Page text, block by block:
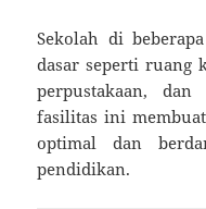
Sekolah di
dasar seperti ruang
perpustakaan, dan
fasilitas ini
optimal dan
pendidikan.